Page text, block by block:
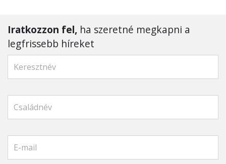
Iratkozzon fel, ha szeretné megkapni a
legfrissebb híreket